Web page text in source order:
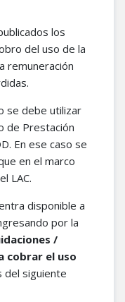
los
del uso de la
remuneración
se debe utilizar
de Prestación
En ese caso se
en el marco
LAC.
disponible a
por la
/
cobrar el uso
del siguiente